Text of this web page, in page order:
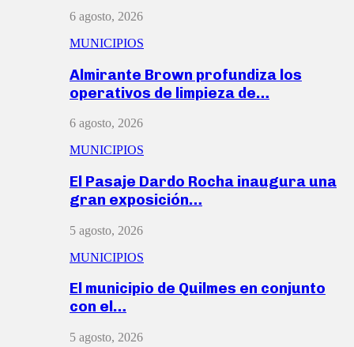
6 agosto, 2026
MUNICIPIOS
Almirante Brown profundiza los
operativos de limpieza de…
6 agosto, 2026
MUNICIPIOS
El Pasaje Dardo Rocha inaugura una
gran exposición…
5 agosto, 2026
MUNICIPIOS
El municipio de Quilmes en conjunto
con el…
5 agosto, 2026